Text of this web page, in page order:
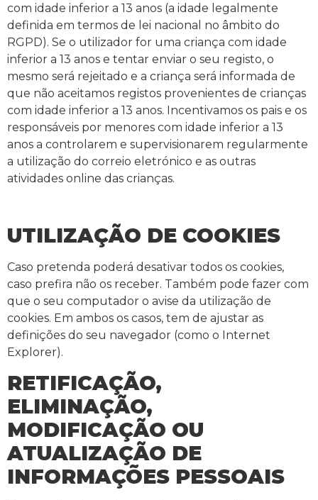
com idade inferior a 13 anos (a idade legalmente
definida em termos de lei nacional no âmbito do
RGPD). Se o utilizador for uma criança com idade
inferior a 13 anos e tentar enviar o seu registo, o
mesmo será rejeitado e a criança será informada de
que não aceitamos registos provenientes de crianças
com idade inferior a 13 anos. Incentivamos os pais e os
responsáveis por menores com idade inferior a 13
anos a controlarem e supervisionarem regularmente
a utilização do correio eletrónico e as outras
atividades online das crianças.
UTILIZAÇÃO DE COOKIES
Caso pretenda poderá desativar todos os cookies,
caso prefira não os receber. Também pode fazer com
que o seu computador o avise da utilização de
cookies. Em ambos os casos, tem de ajustar as
definições do seu navegador (como o Internet
Explorer).
RETIFICAÇÃO,
ELIMINAÇÃO,
MODIFICAÇÃO OU
ATUALIZAÇÃO DE
INFORMAÇÕES PESSOAIS